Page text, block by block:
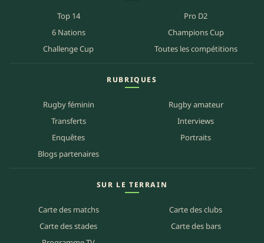
Top 14
Pro D2
6 Nations
Champions Cup
Challenge Cup
Toutes les compétitions
RUBRIQUES
Rugby féminin
Rugby amateur
Transferts
Interviews
Enquêtes
Portraits
Blogs partenaires
SUR LE TERRAIN
Carte des matchs
Carte des clubs
Carte des stades
Carte des bars